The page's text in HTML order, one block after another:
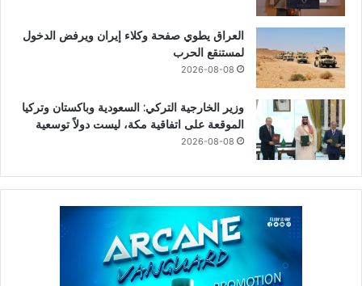
العراق يطوي صفحة وكلاء إيران ويرفض الدخول
لمستنقع الحرب
2026-08-08
وزير الخارجية التركي: السعودية وباكستان وتركيا
الموقعة على اتفاقية مكة، ليست دولاً توسعية
2026-08-08